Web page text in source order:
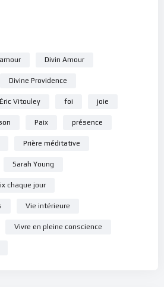
amour Divin Amour
Divine Providence
Éric Vitouley foi joie
Paix présence
Prière méditative
Sarah Young
chaque jour
Vie intérieure
Vivre en pleine conscience